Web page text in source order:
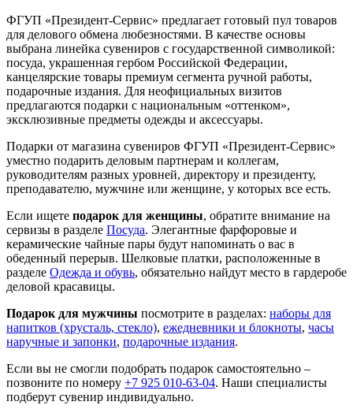
ФГУП «Президент-Сервис» предлагает готовый пул товаров
для делового обмена любезностями. В качестве основы
выбрана линейка сувениров с государственной символикой:
посуда, украшенная гербом Российской Федерации,
канцелярские товары премиум сегмента ручной работы,
подарочные издания. Для неофициальных визитов
предлагаются подарки с национальным «оттенком»,
эксклюзивные предметы одежды и аксессуары.
Подарки от магазина сувениров ФГУП «Президент-Сервис»
уместно подарить деловым партнерам и коллегам,
руководителям разных уровней, директору и президенту,
преподавателю, мужчине или женщине, у которых все есть.
Если ищете подарок для женщины, обратите внимание на
сервизы в разделе Посуда. Элегантные фарфоровые и
керамические чайные пары будут напоминать о вас в
обеденный перерыв. Шелковые платки, расположенные в
разделе Одежда и обувь, обязательно найдут место в гардеробе
деловой красавицы.
Подарок для мужчины посмотрите в разделах: наборы для
напитков (хрусталь, стекло), ежедневники и блокноты, часы
наручные и запонки, подарочные издания.
Если вы не смогли подобрать подарок самостоятельно –
позвоните по номеру +7 925 010-63-04. Наши специалисты
подберут сувенир индивидуально.